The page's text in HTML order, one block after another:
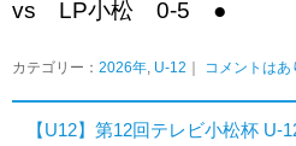
vs LP小松 0-5 ●
カテゴリー： 2026年, U-12 コメントはあ
【U12】第12回テレビ小松杯 U-